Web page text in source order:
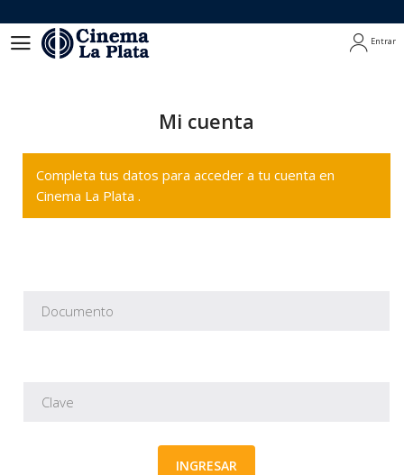
Entrar
Mi cuenta
Completa tus datos para acceder a tu cuenta en
Cinema La Plata .
INGRESAR